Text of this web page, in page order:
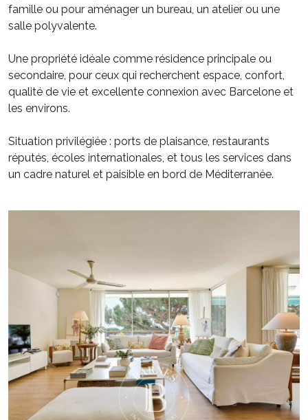
famille ou pour aménager un bureau, un atelier ou une
salle polyvalente.
Une propriété idéale comme résidence principale ou
secondaire, pour ceux qui recherchent espace, confort,
qualité de vie et excellente connexion avec Barcelone et
les environs.
Situation privilégiée : ports de plaisance, restaurants
réputés, écoles internationales, et tous les services dans
un cadre naturel et paisible en bord de Méditerranée.